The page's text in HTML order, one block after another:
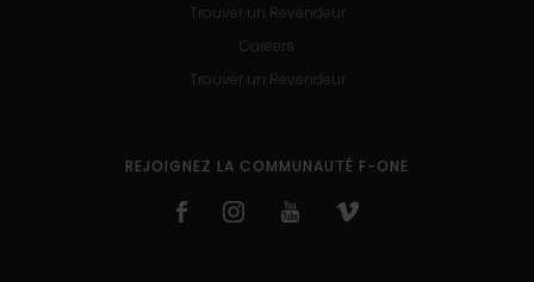
Trouver un Revendeur
Careers
Trouver un Revendeur
REJOIGNEZ LA COMMUNAUTÉ F-ONE